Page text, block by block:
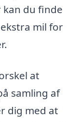
du finde
mil for
at
samling af
dig med at